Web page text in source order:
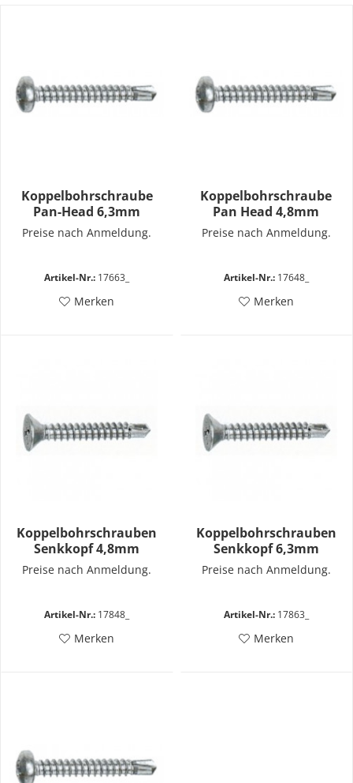
Koppelbohrschraube
Pan-Head 6,3mm
Preise nach Anmeldung.
Artikel-Nr.: 17663_
Merken
Koppelbohrschraube
Pan Head 4,8mm
Preise nach Anmeldung.
Artikel-Nr.:17648_
Merken
Koppelbohrschrauben
Senkkopf 4,8mm
Preise nach Anmeldung.
Artikel-Nr.: 17848_
Merken
Koppelbohrschrauben
Senkkopf 6,3mm
Preise nach Anmeldung.
Artikel-Nr.:17863_
Merken